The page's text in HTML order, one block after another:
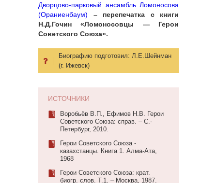
Дворцово-парковый ансамбль Ломоносова
(Ораниенбаум)
– перепечатка с книги
Н.Д.Гочин «Ломоносовцы — Герои
Советского Союза».
Биографию подготовил: Л.Е.Шейнман
(г. Ижевск)
ИСТОЧНИКИ
Воробьёв В.П., Ефимов Н.В. Герои
Советского Союза: справ. – С.-
Петербург, 2010.
Герои Советского Союза -
казахстанцы. Книга 1. Алма-Ата,
1968
Герои Советского Союза: крат.
биогр. слов. Т.1. – Москва, 1987.